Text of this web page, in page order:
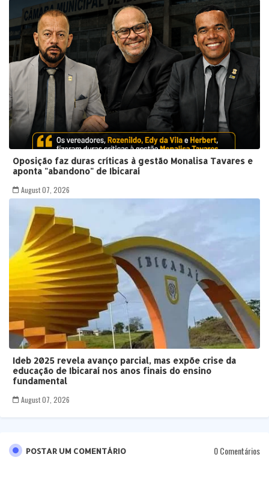
Oposição faz duras críticas à gestão Monalisa Tavares e
aponta "abandono" de Ibicaraí
August 07, 2026
Ideb 2025 revela avanço parcial, mas expõe crise da
educação de Ibicaraí nos anos finais do ensino
fundamental
August 07, 2026
POSTAR UM COMENTÁRIO 0 Comentários